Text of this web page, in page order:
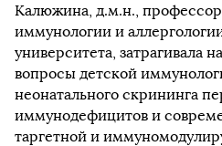
Калюжина, д.м.н.,
иммунологии и
университета, затрагивала
вопросы детской
неонатального скрининга
иммунодефицитов и
таргетной и